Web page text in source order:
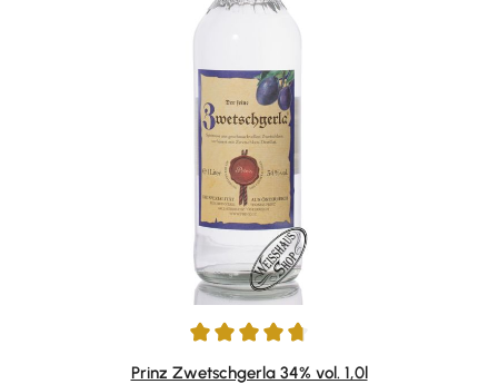
Durchschnittliche Bewertung von 4.85 von 5 Sternen
Prinz Zwetschgerla 34% vol. 1,0l